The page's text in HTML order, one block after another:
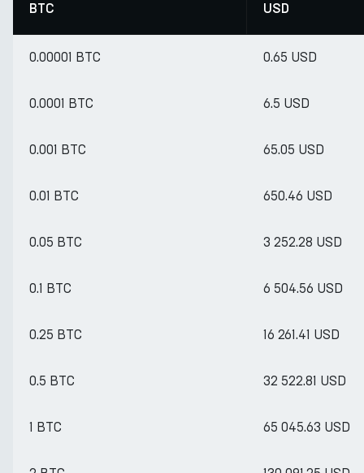
BTC USD
0.00001 BTC 0.65 USD
0.0001 BTC 6.5 USD
0.001 BTC 65.05 USD
0.01 BTC 650.46 USD
0.05 BTC 3 252.28 USD
0.1 BTC 6 504.56 USD
0.25 BTC 16 261.41 USD
0.5 BTC 32 522.81 USD
1 BTC 65 045.63 USD